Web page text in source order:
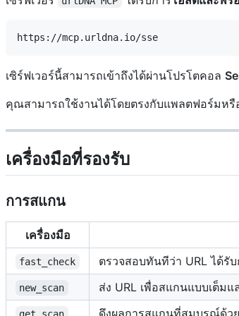
เซิร์ฟเวอร์นี้สามารถเข้าถึงได้ผ่านโปรโตคอล
คุณสามารถใช้งานได้โดยตรงกับแพลตฟอร์มหรื
เครื่องมือที่รองรับ
การสแกน
เครื่องมือ
fast_check ตรวจสอบทันทีว่า URL ได้รั
new_scan ส่ง URL เพื่อสแกนแบบเต็ม
ดึงผลการสแกนที่สมบูรณ์ด้ว